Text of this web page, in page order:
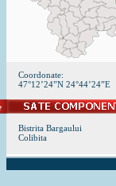
Coordonate:
47°12’24”N 24°44’24”E
Bistrita Bargaului
Colibita